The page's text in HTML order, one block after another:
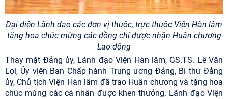
Đại diện Lãnh đạo các đơn vị thuộc, trực thuộc Viện Hàn lâm
tặng hoa chúc mừng các đồng chí được nhận Huân chương
Lao động
Thay mặt Đảng ủy, Lãnh đạo Viện Hàn lâm, GS.TS. Lê Văn
Lợi, Ủy viên Ban Chấp hành Trung ương Đảng, Bí thư Đảng
ủy, Chủ tịch Viện Hàn lâm đã trao Huân chương và tặng hoa
chúc mừng các cá nhân được khen thưởng. Lãnh đạo Viện